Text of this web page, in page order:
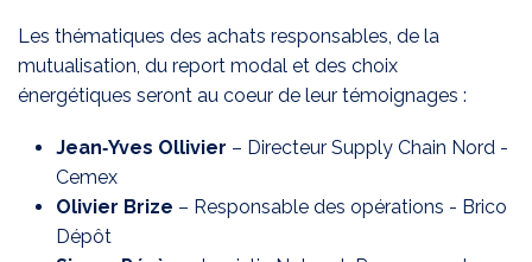
Les thématiques des achats responsables, de la
mutualisation, du report modal et des choix
énergétiques seront au coeur de leur témoignages :
Jean‑Yves Ollivier – Directeur Supply Chain Nord -
Cemex
Olivier Brize – Responsable des opérations - Brico
Dépôt